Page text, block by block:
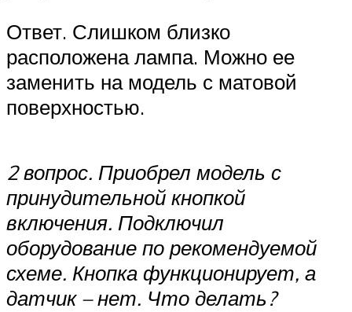
Ответ. Слишком близко
расположена лампа. Можно ее
заменить на модель с матовой
поверхностью.
2 вопрос. Приобрел модель с
принудительной кнопкой
включения. Подключил
оборудование по рекомендуемой
схеме. Кнопка функционирует, а
датчик – нет. Что делать?